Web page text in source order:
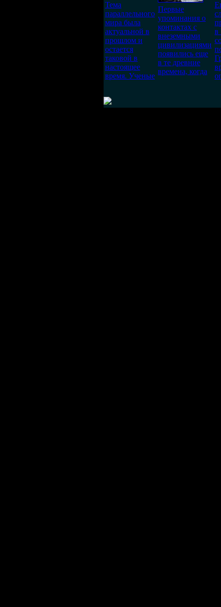
Тема
параллельного
мира была
актуальной в
прошлом и
остается
таковой в
настоящее
время. Ученые
Первые
упоминания о
контактах с
внеземными
цивилизациями
появились еще
в те древние
времена, когда
в